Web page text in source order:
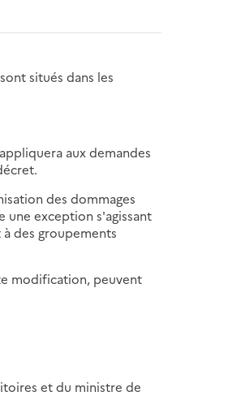
situés dans les
aux demandes
des dommages
une exception s'agissant
des groupements
modification, peuvent
et du ministre de